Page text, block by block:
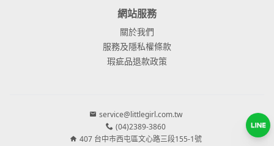
網站服務
關於我們
服務及隱私權條款
瑕疵品退款政策
service@littlegirl.com.tw
(04)2389-3860
407 台中市西屯區文心路三段155-1號